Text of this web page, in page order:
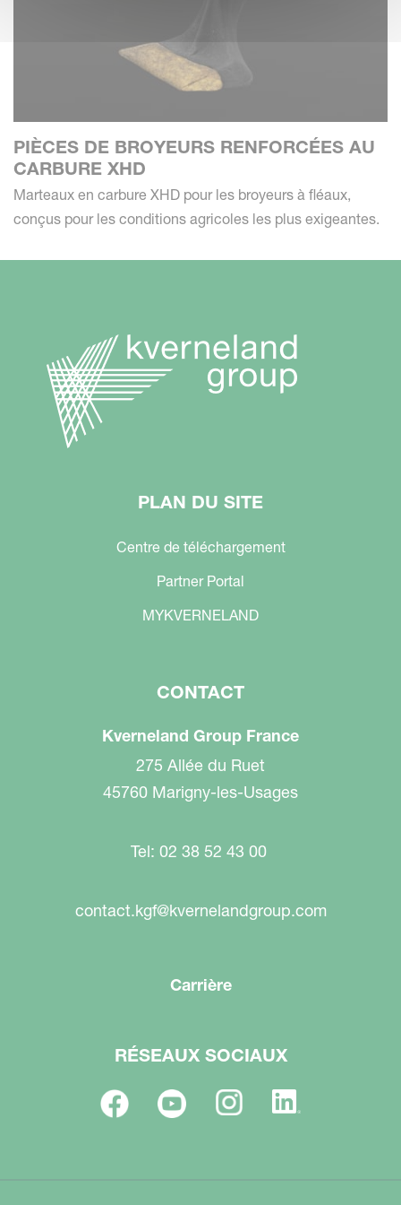
PIÈCES DE BROYEURS RENFORCÉES AU
CARBURE XHD
Marteaux en carbure XHD pour les broyeurs à fléaux,
conçus pour les conditions agricoles les plus exigeantes.
PLAN DU SITE
Centre de téléchargement
Partner Portal
MYKVERNELAND
CONTACT
Kverneland Group France
275 Allée du Ruet
45760 Marigny-les-Usages
Tel: 02 38 52 43 00
contact.kgf@kvernelandgroup.com
Carrière
RÉSEAUX SOCIAUX